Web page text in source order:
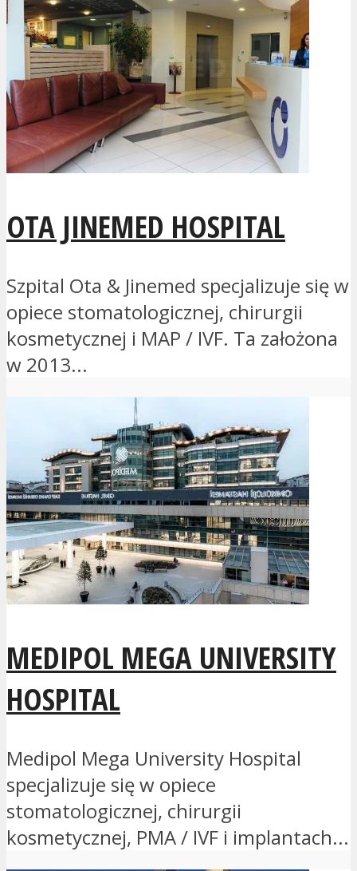
OTA JINEMED HOSPITAL
Szpital Ota & Jinemed specjalizuje się w
opiece stomatologicznej, chirurgii
kosmetycznej i MAP / IVF. Ta założona
w 2013...
MEDIPOL MEGA UNIVERSITY
HOSPITAL
Medipol Mega University Hospital
specjalizuje się w opiece
stomatologicznej, chirurgii
kosmetycznej, PMA / IVF i implantach...